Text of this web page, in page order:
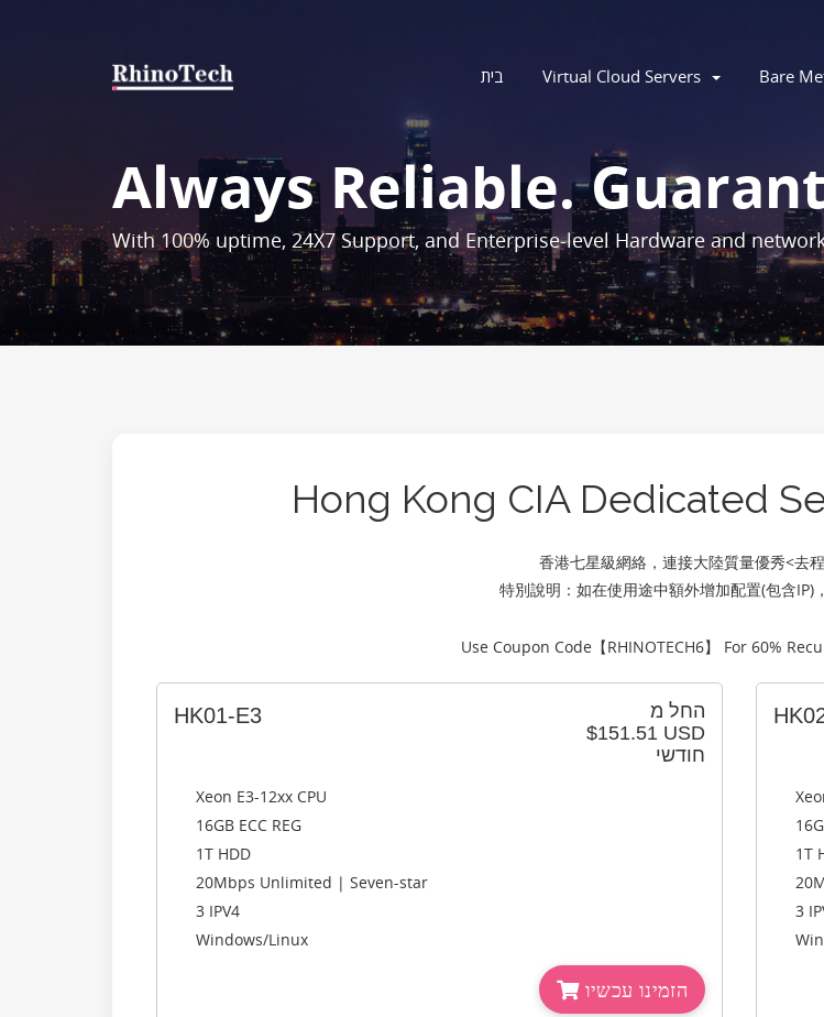
בית Virtual Cloud Servers Bare
Always Reliable.
With 100% uptime, 24X7 Support, and Enterprise-level Hardware and
Hong Kong CIA Dedicated
香港七星級網絡，連接大陸質量優秀<去
特別說明：如在使用途中額外增加配置(包含IP)
Use Coupon Code【RHINOTECH6】 For 60%
החל מ
$151.51 USD
חודשי
HK01-E3
Xeon E3-12xx CPU
16GB ECC REG
1T HDD
20Mbps Unlimited | Seven-star
3 IPV4
Windows/Linux
הזמינו עכשיו
1T
3